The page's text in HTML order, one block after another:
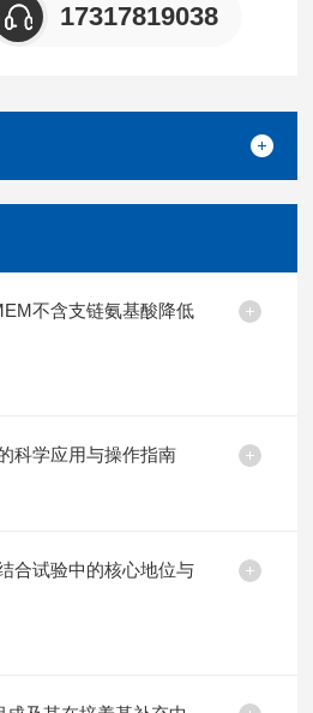
17317819038
不含支链氨基酸降低
科学应用与操作指南
合试验中的核心地位与